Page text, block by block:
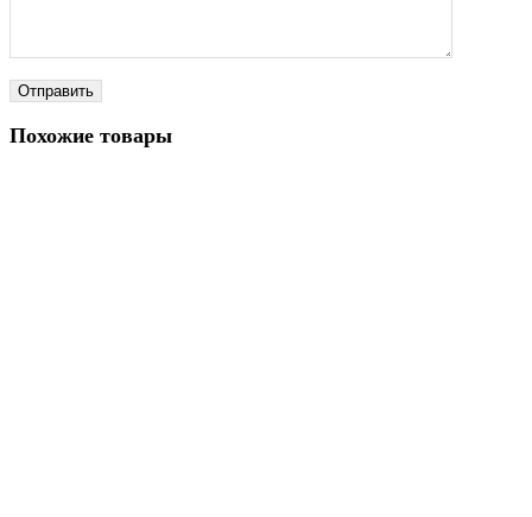
Похожие товары